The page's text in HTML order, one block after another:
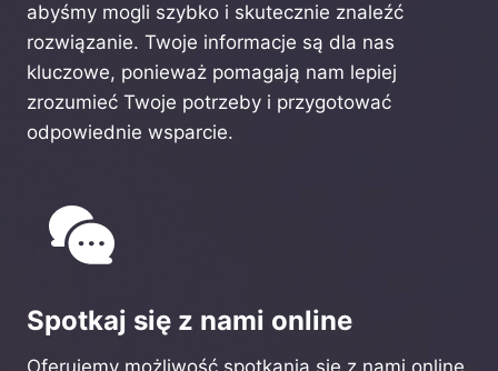
abyśmy mogli szybko i skutecznie znaleźć
rozwiązanie. Twoje informacje są dla nas
kluczowe, ponieważ pomagają nam lepiej
zrozumieć Twoje potrzeby i przygotować
odpowiednie wsparcie.
Spotkaj się z nami online
Oferujemy możliwość spotkania się z nami online,